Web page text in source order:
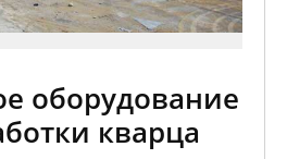
оборудование
кварца